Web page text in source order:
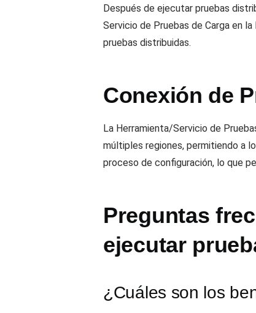
Después de ejecutar pruebas
Servicio de Pruebas de Carga en
pruebas distribuidas.
Conexión de
La Herramienta/Servicio de
múltiples regiones, permitiendo a
proceso de configuración, lo que
Preguntas
ejecutar
¿Cuáles son los